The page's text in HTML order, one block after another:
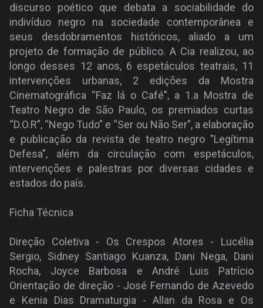
discurso poético que debata a sociabilidade do
indivíduo negro na sociedade contemporânea e
seus desdobramentos históricos, aliado a um
projeto de formação de público. A Cia realizou, ao
longo desses 12 anos, 6 espetáculos teatrais, 11
intervenções urbanas, 2 edições da Mostra
Cinematográfica “Faz lá o Café”, a 1.a Mostra de
Teatro Negro de São Paulo, os premiados curtas
“D.O.R”, “Nego Tudo” e “Ser ou Não Ser”, a elaboração
e publicação da revista de teatro negro "Legítima
Defesa", além da circulação com espetáculos,
intervenções e palestras por diversas cidades e
estados do país.
Ficha Técnica
Direção Coletiva - Os Crespos Atores - Lucélia
Sergio, Sidney Santiago Kuanza, Dani Nega, Dani
Rocha, Joyce Barbosa e André Luis Patrício
Orientação de direção - José Fernando de Azevedo
e Kenia Dias Dramaturgia - Allan da Rosa e Os